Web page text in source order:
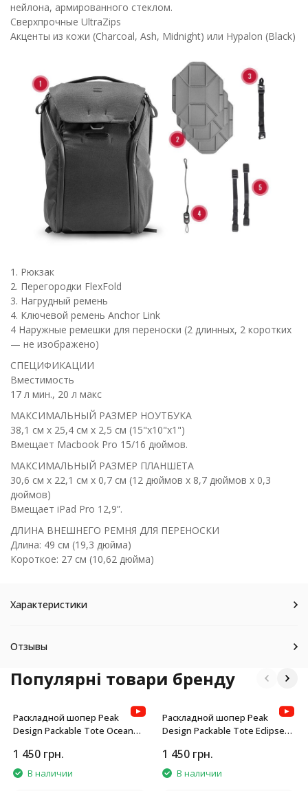
нейлона, армированного стеклом.
Сверхпрочные UltraZips
Акценты из кожи (Charcoal, Ash, Midnight) или Hypalon (Black)
1. Рюкзак
2. Перегородки FlexFold
3. Нагрудный ремень
4. Ключевой ремень Anchor Link
4 Наружные ремешки для переноски (2 длинных, 2 коротких
— не изображено)
СПЕЦИФИКАЦИИ
Вместимость
17 л мин., 20 л макс
МАКСИМАЛЬНЫЙ РАЗМЕР НОУТБУКА
38,1 см x 25,4 см x 2,5 см (15"x10"x1")
Вмещает Macbook Pro 15/16 дюймов.
МАКСИМАЛЬНЫЙ РАЗМЕР ПЛАНШЕТА
30,6 см x 22,1 см x 0,7 см (12 дюймов x 8,7 дюймов x 0,3
дюймов)
Вмещает iPad Pro 12,9”.
ДЛИНА ВНЕШНЕГО РЕМНЯ ДЛЯ ПЕРЕНОСКИ
Длина: 49 см (19,3 дюйма)
Короткое: 27 см (10,62 дюйма)
Характеристики
Отзывы
Популярні товари бренду
Раскладной шопер Peak
Design Packable Tote Ocean
1 450 грн.
В наличии
Раскладной шопер Peak
Design Packable Tote Eclipse
1 450 грн.
В наличии